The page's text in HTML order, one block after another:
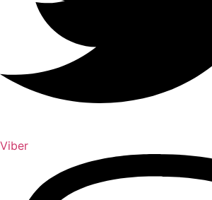
Viber